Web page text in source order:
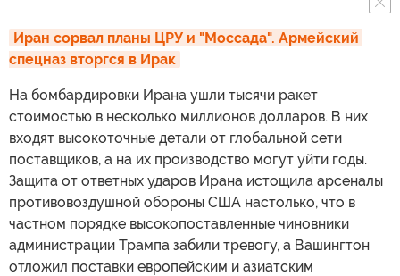
Иран сорвал планы ЦРУ и "Моссада". Армейский
спецназ вторгся в Ирак
На бомбардировки Ирана ушли тысячи ракет
стоимостью в несколько миллионов долларов. В них
входят высокоточные детали от глобальной сети
поставщиков, а на их производство могут уйти годы.
Защита от ответных ударов Ирана истощила арсеналы
противовоздушной обороны США настолько, что в
частном порядке высокопоставленные чиновники
администрации Трампа забили тревогу, а Вашингтон
отложил поставки европейским и азиатским